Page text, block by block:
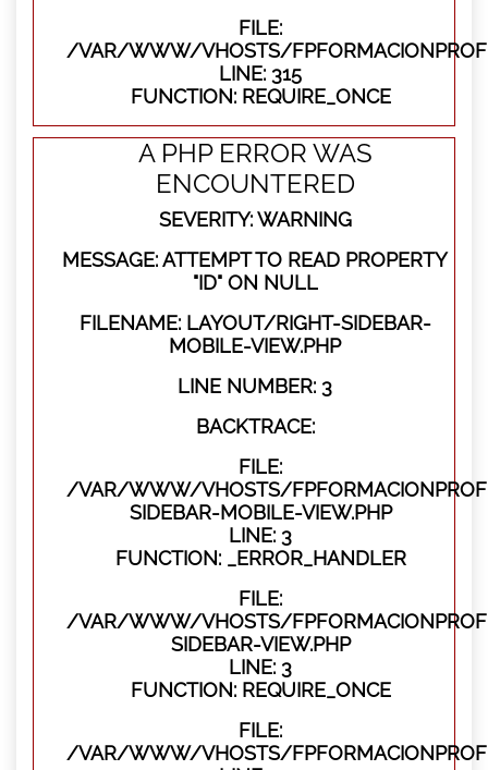
FILE:
/VAR/WWW/VHOSTS/
LINE: 315
FUNCTION: REQUIRE_ONCE
A PHP ERROR WAS
ENCOUNTERED
SEVERITY: WARNING
MESSAGE: ATTEMPT TO READ PROPERTY
"ID" ON NULL
FILENAME: LAYOUT/RIGHT-SIDEBAR-
MOBILE-VIEW.PHP
LINE NUMBER: 3
BACKTRACE:
FILE:
/VAR/WWW/VHOSTS/
SIDEBAR-MOBILE-VIEW.PHP
LINE: 3
FUNCTION: _ERROR_HANDLER
FILE:
/VAR/WWW/VHOSTS/
SIDEBAR-VIEW.PHP
LINE: 3
FUNCTION: REQUIRE_ONCE
FILE:
/VAR/WWW/VHOSTS/